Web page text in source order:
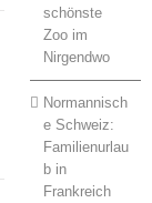
schönste
Zoo im
Nirgendwo
Normannisch
e Schweiz:
Familienurlau
b in
Frankreich